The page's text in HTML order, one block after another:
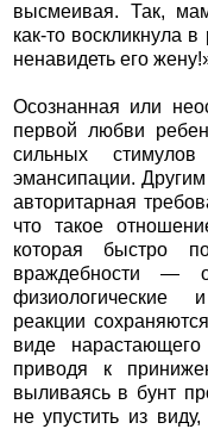
высмеивая. Так,
как-то воскликнула
ненавидеть его
Осознанная или
первой любви
сильных
эмансипации.
авторитарная
что такое
которая быстро
враждебности —
физиологические
реакции
виде нарастающего
приводя к
выливаясь в бунт
не упустить из